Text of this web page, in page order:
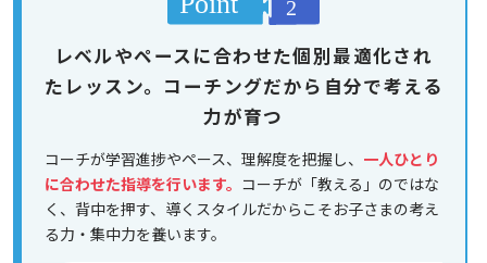
レベルやペースに合わせた個別最適化され
たレッスン。コーチングだから自分で考える
力が育つ
コーチが学習進捗やペース、理解度を把握し、 一人ひとり
に合わせた指導を行います。 コーチが「教える」のではな
く、背中を押す、導くスタイルだからこそお子さまの考え
る力・集中力を養います。